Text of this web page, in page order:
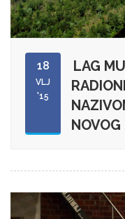
18
VLJ
'15
LAG